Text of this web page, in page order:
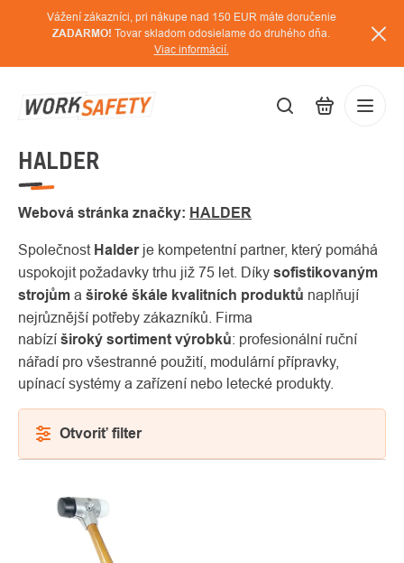
Vážení zákazníci, pri nákupe nad 150 EUR máte doručenie
ZADARMO! Tovar skladom odosielame do druhého dňa.
Viac informácií.
HALDER
Webová stránka značky: HALDER
Společnost Halderje kompetentní partner, který pomáhá
uspokojit požadavky trhu již 75 let. Díky sofistikovaným
strojům a široké škále kvalitních produktů naplňují
nejrůznější potřeby zákazníků. Firma
nabízí široký sortiment výrobků: profesionální ruční
nářadí pro všestranné použití, modulární přípravky,
upínací systémy a zařízení nebo letecké produkty.
Otvoriť filter
PRODUKTOV